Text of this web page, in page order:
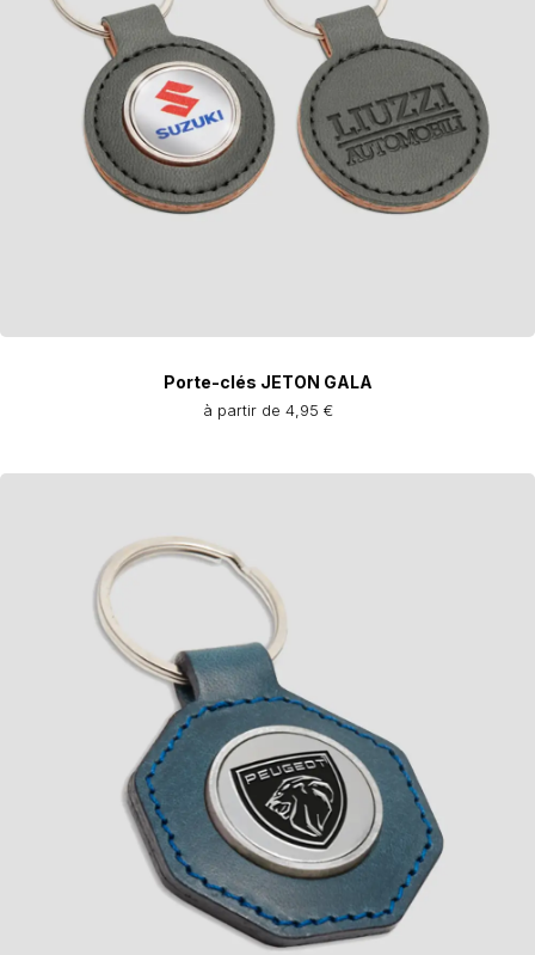
Porte-clés JETON GALA
à partir de 4,95 €